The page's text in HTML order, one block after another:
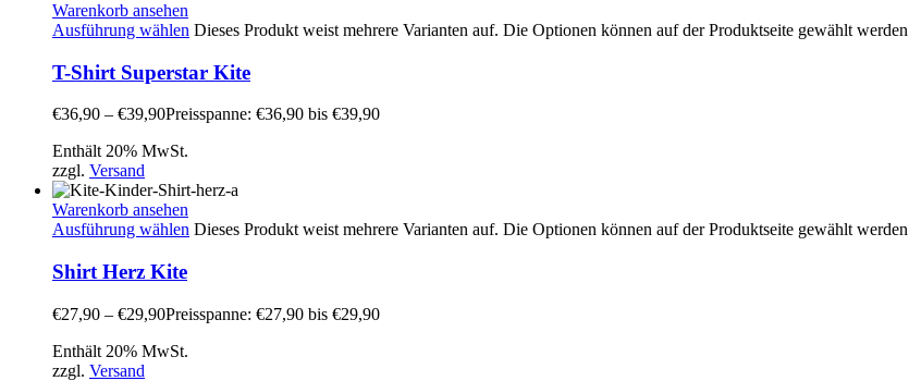
Warenkorb ansehen
Ausführung wählen Dieses Produkt weist mehrere Varianten auf. Die Optionen können auf der Produktseite gewählt werden
T-Shirt Superstar Kite
€36,90 – €39,90Preisspanne: €36,90 bis €39,90
Enthält 20% MwSt.
zzgl. Versand
Warenkorb ansehen
Ausführung wählen Dieses Produkt weist mehrere Varianten auf. Die Optionen können auf der Produktseite gewählt werden
Shirt Herz Kite
€27,90 – €29,90Preisspanne: €27,90 bis €29,90
Enthält 20% MwSt.
zzgl. Versand